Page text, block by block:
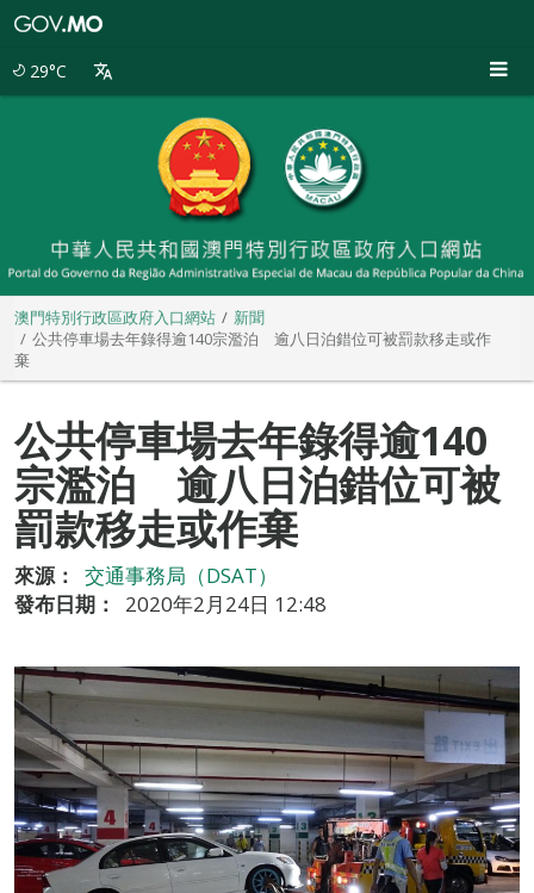
29°C
澳門特別行政區政府入口網站
新聞
公共停車場去年錄得逾140宗濫泊 逾八日泊錯位可被罰款移走或作
棄
公共停車場去年錄得逾140
宗濫泊 逾八日泊錯位可被
罰款移走或作棄
來源：
交通事務局（DSAT）
發布日期：
2020年2月24日 12:48